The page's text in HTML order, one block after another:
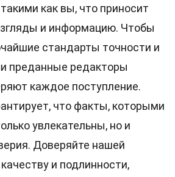
как вы, что приносит
и информацию. Чтобы
стандарты точности и
преданные редакторы
каждое поступление.
что факты, которыми
увлекательны, но и
Доверяйте нашей
и подлинности,